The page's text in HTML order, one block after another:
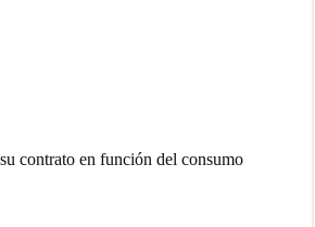
contrato en función del consumo